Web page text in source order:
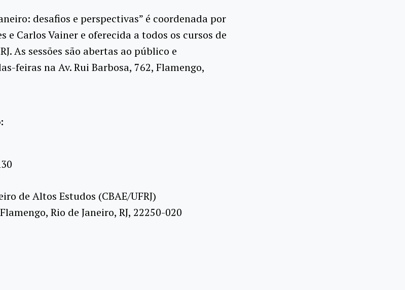
desafios e perspectivas” é coordenada por
e Carlos Vainer e oferecida a todos os cursos de
As sessões são abertas ao público e
feiras na Av. Rui Barbosa, 762, Flamengo,
de Altos Estudos (CBAE/UFRJ)
Rio de Janeiro, RJ, 22250-020